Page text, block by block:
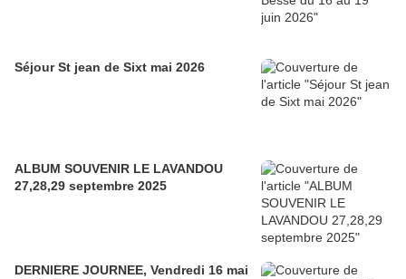
Séjour St jean de Sixt mai 2026
ALBUM SOUVENIR LE LAVANDOU
27,28,29 septembre 2025
DERNIERE JOURNEE, Vendredi 16 mai